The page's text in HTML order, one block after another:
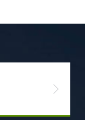
Next